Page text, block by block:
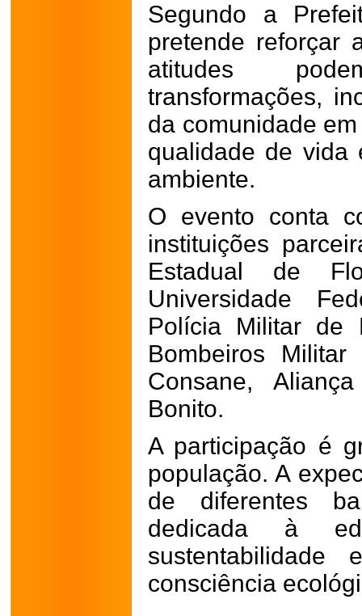
Segundo a
pretende reforçar
atitudes
transformações,
da comunidade
qualidade de vida
ambiente.
O evento conta
instituições
Estadual de
Universidade
Polícia Militar de
Bombeiros
Consane,
Bonito.
A participação é
população. A
de diferentes
dedicada à
consciência